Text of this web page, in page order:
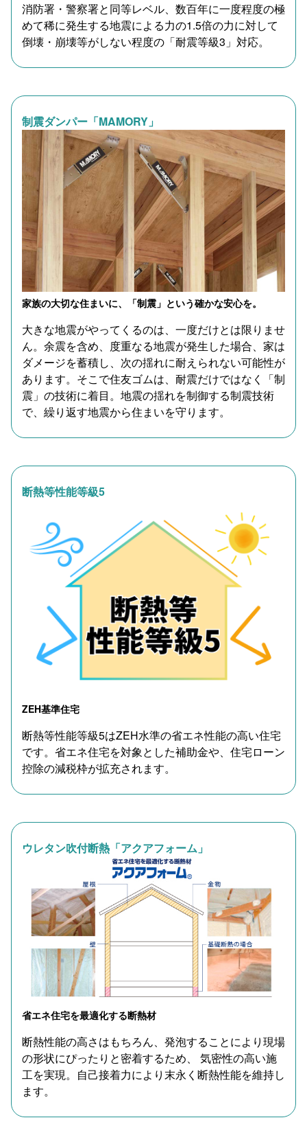
消防署・警察署と同等レベル、数百年に一度程度の極
めて稀に発生する地震による力の1.5倍の力に対して
倒壊・崩壊等がしない程度の「耐震等級3」対応。
制震ダンパー「MAMORY」
家族の大切な住まいに、「制震」という確かな安心を。
大きな地震がやってくるのは、一度だけとは限りませ
ん。余震を含め、度重なる地震が発生した場合、家は
ダメージを蓄積し、次の揺れに耐えられない可能性が
あります。そこで住友ゴムは、耐震だけではなく「制
震」の技術に着目。地震の揺れを制御する制震技術
で、繰り返す地震から住まいを守ります。
断熱等性能等級5
ZEH基準住宅
断熱等性能等級5はZEH水準の省エネ性能の高い住宅
です。省エネ住宅を対象とした補助金や、住宅ローン
控除の減税枠が拡充されます。
ウレタン吹付断熱「アクアフォーム」
省エネ住宅を最適化する断熱材
断熱性能の高さはもちろん、発泡することにより現場
の形状にぴったりと密着するため、 気密性の高い施
工を実現。自己接着力により末永く断熱性能を維持し
ます。